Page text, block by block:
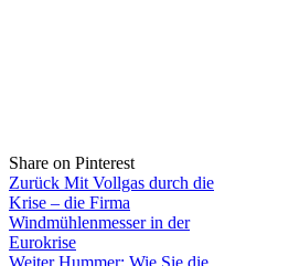
Share on Pinterest
Zurück Mit Vollgas durch die
Krise – die Firma
Windmühlenmesser in der
Eurokrise
WeiterHummer: Wie Sie die